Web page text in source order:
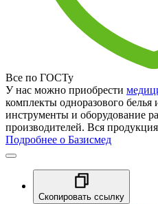
Все по ГОСТу
У нас можно приобрести
комплекты одноразового
инструменты и оборудование
производителей. Вся
Подробнее о Базисмед
Скопировать ссылку